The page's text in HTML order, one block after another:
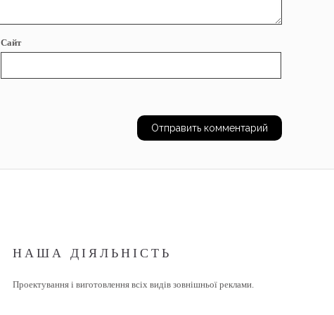
Сайт
НАША ДІЯЛЬНІСТЬ
Проектування і виготовлення всіх видів зовнішньої реклами.